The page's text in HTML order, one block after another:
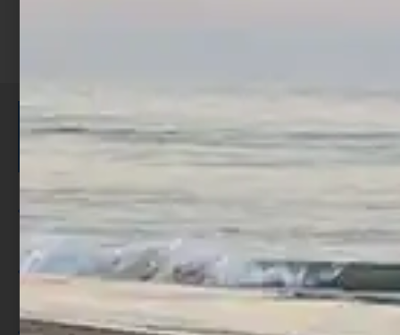
ISCRIVITI E RICEVI 3,50€ DI
SCONTO >
Per ogni acquisto accumuli ulteriori
punti;
Utilizza i punti per ricevere uno